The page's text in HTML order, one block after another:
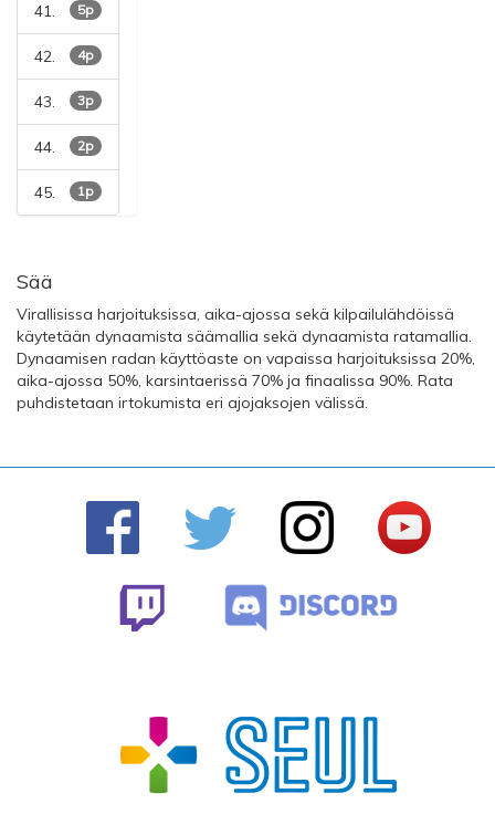
5p
41.
4p
42.
3p
43.
2p
44.
1p
45.
Sää
Virallisissa harjoituksissa, aika-ajossa sekä kilpailulähdöissä
käytetään dynaamista säämallia sekä dynaamista ratamallia.
Dynaamisen radan käyttöaste on vapaissa harjoituksissa 20%,
aika-ajossa 50%, karsintaerissä 70% ja finaalissa 90%. Rata
puhdistetaan irtokumista eri ajojaksojen välissä.